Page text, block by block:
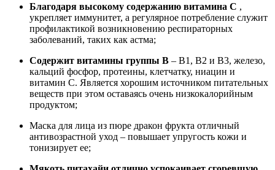
Благодаря высокому содержанию витамина С ,
укрепляет иммунитет, а регулярное потребление служит
профилактикой возникновению респираторных
заболеваний, таких как астма;
Содержит витамины группы В – В1, В2 и В3, железо,
кальций фосфор, протеины, клетчатку, ниацин и
витамин С. Является хорошим источником питательных
веществ при этом оставаясь очень низкокалорийным
продуктом;
Маска для лица из пюре дракон фрукта отличный
антивозрастной уход – повышает упругость кожи и
тонизирует ее;